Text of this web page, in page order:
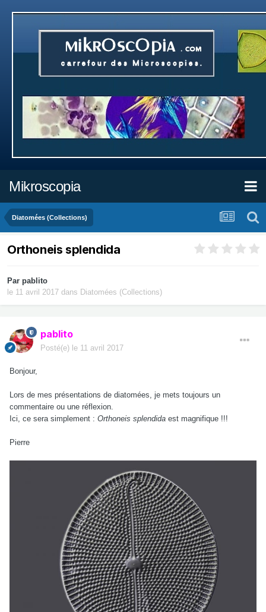
Mikroscopia
Diatomées (Collections)
Orthoneis splendida
Par pablito
le 11 avril 2017 dans Diatomées (Collections)
pablito
Posté(e) le 11 avril 2017
Bonjour,
Lors de mes présentations de diatomées, je mets toujours un
commentaire ou une réflexion.
Ici, ce sera simplement : Orthoneis splendida est magnifique !!!
Pierre